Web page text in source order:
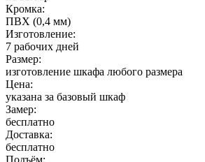
Кромка:
ПВХ (0,4 мм)
Изготовление:
7 рабочих дней
Размер:
изготовление шкафа любого размера
Цена:
указана за базовый шкаф
Замер:
бесплатно
Доставка:
бесплатно
Подъём: